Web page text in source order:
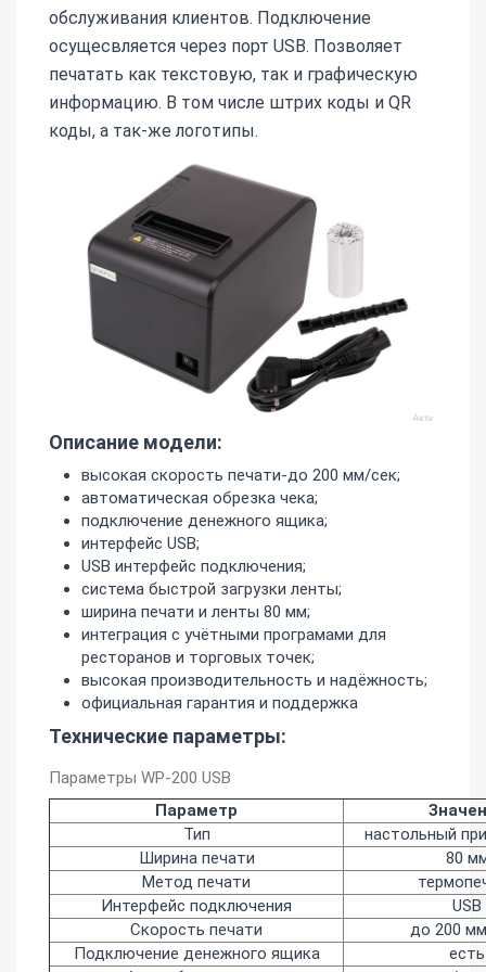
обслуживания клиентов. Подключение
осущесвляется через порт USB. Позволяет
печатать как текстовую, так и графическую
информацию. В том числе штрих коды и QR
коды, а так-же логотипы.
Описание модели:
высокая скорость печати-до 200 мм/сек;
автоматическая обрезка чека;
подключение денежного ящика;
интерфейс USB;
USB интерфейс подключения;
система быстрой загрузки ленты;
ширина печати и ленты 80 мм;
интеграция с учётными програмами для
ресторанов и торговых точек;
высокая производительность и надёжность;
официальная гарантия и поддержка
Технические параметры:
Параметры WP-200 USB
Параметр
Тип
настольный
Ширина печати
80
Метод печати
Интерфейс подключения
USB
Скорость печати
до 200
Подключение денежного ящика
есть